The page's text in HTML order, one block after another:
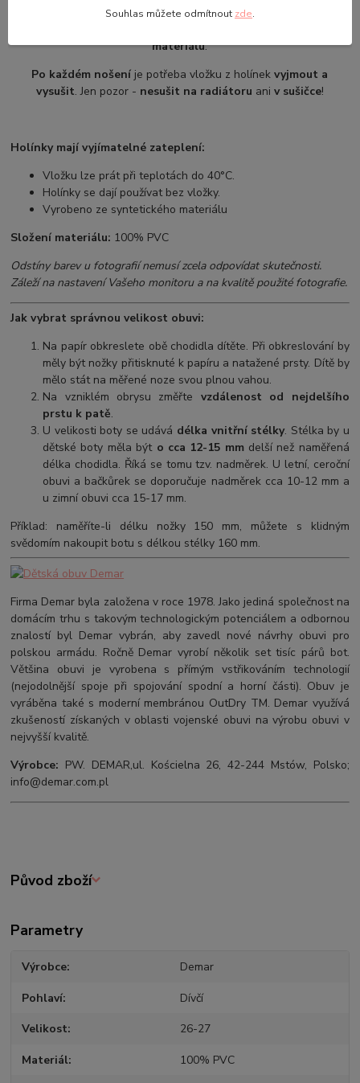
materiálu.
Po každém nošení je potřeba vložku z holínekvyjmout a
vysušit. Jen pozor - nesušit na radiátoru ani v sušičce!
Holínky mají vyjímatelné zateplení:
Vložku lze prát při teplotách do 40°C.
Holínky se dají používat bez vložky.
Vyrobeno ze syntetického materiálu
Složení materiálu: 100% PVC
Odstíny barev u fotografií nemusí zcela odpovídat skutečnosti.
Záleží na nastavení Vašeho monitoru a na kvalitě použité fotografie.
Jak vybrat správnou velikost obuvi:
Na papír obkreslete obě chodidla dítěte. Při obkreslování by
měly být nožky přitisknuté k papíru a natažené prsty. Dítě by
mělo stát na měřené noze svou plnou vahou.
Na vzniklém obrysu změřte vzdálenost od nejdelšího
prstu k patě.
U velikosti boty se udává délka vnitřní stélky. Stélka by u
dětské boty měla být o cca 12-15 mmdelší než naměřená
délka chodidla. Říká se tomu tzv. nadměrek. U letní, ceroční
obuvi a bačkůrek se doporučuje nadměrek cca 10-12 mm a
u zimní obuvi cca 15-17 mm.
Příklad: naměříte-li délku nožky 150 mm, můžete s klidným
svědomím nakoupit botu s délkou stélky 160 mm.
Firma Demar byla založena v roce 1978. Jako jediná společnost na
domácím trhu s takovým technologickým potenciálem a odbornou
znalostí byl Demar vybrán, aby zavedl nové návrhy obuvi pro
polskou armádu. Ročně Demar vyrobí několik set tisíc párů bot.
Většina obuvi je vyrobena s přímým vstřikováním technologií
(nejodolnější spoje při spojování spodní a horní části). Obuv je
vyráběna také s moderní membránou OutDry TM. Demar využívá
zkušeností získaných v oblasti vojenské obuvi na výrobu obuvi v
nejvyšší kvalitě.
Výrobce: PW. DEMAR,ul. Kościelna 26, 42-244 Mstów, Polsko;
info@demar.com.pl
Původ zboží
Parametry
Výrobce Demar
Pohlaví Dívčí
Velikost 26-27
Materiál 100% PVC
Souhlas můžete odmítnout zde.